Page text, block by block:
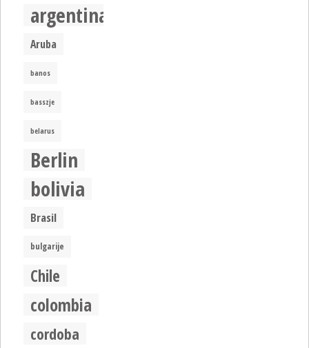
argentina
Aruba
banos
basszje
belarus
Berlin
bolivia
Brasil
bulgarije
Chile
colombia
cordoba